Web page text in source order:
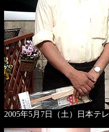
2005年5月7日（土）日本テ